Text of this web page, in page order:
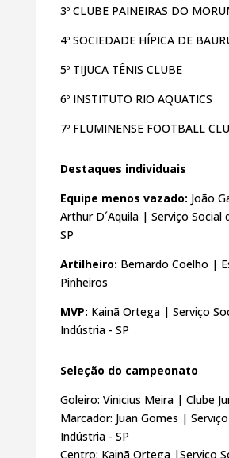
3º CLUBE PAINEIRAS DO
4º SOCIEDADE HÍPICA DE
5º TIJUCA TÊNIS CLUBE
6º INSTITUTO RIO AQUATICS
7º FLUMINENSE FOOTBALL
Destaques individuais
Equipe menos vazado: João
Arthur D´Aquila | Serviço Social
SP
Artilheiro: Bernardo Coelho |
Pinheiros
MVP: Kainã Ortega | Serviço
Indústria - SP
Seleção do campeonato
Goleiro: Vinicius Meira | Clube
Marcador: Juan Gomes |
Indústria - SP
Centro: Kainã Ortega |Serviço